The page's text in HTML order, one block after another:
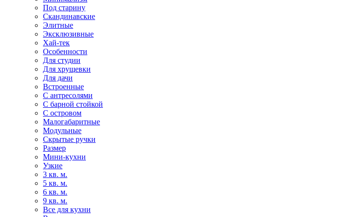
Под старину
Скандинавские
Элитные
Эксклюзивные
Хай-тек
Особенности
Для студии
Для хрущевки
Для дачи
Встроенные
С антресолями
С барной стойкой
С островом
Малогабаритные
Модульные
Скрытые ручки
Размер
Мини-кухни
Узкие
3 кв. м.
5 кв. м.
6 кв. м.
9 кв. м.
Все для кухни